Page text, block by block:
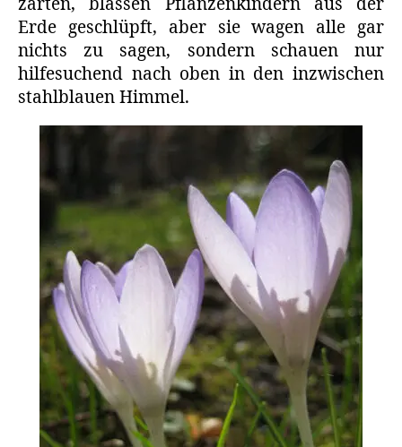
Erde geschlüpft, aber sie wagen alle gar
nichts zu sagen, sondern schauen nur
hilfesuchend nach oben in den inzwischen
stahlblauen Himmel.